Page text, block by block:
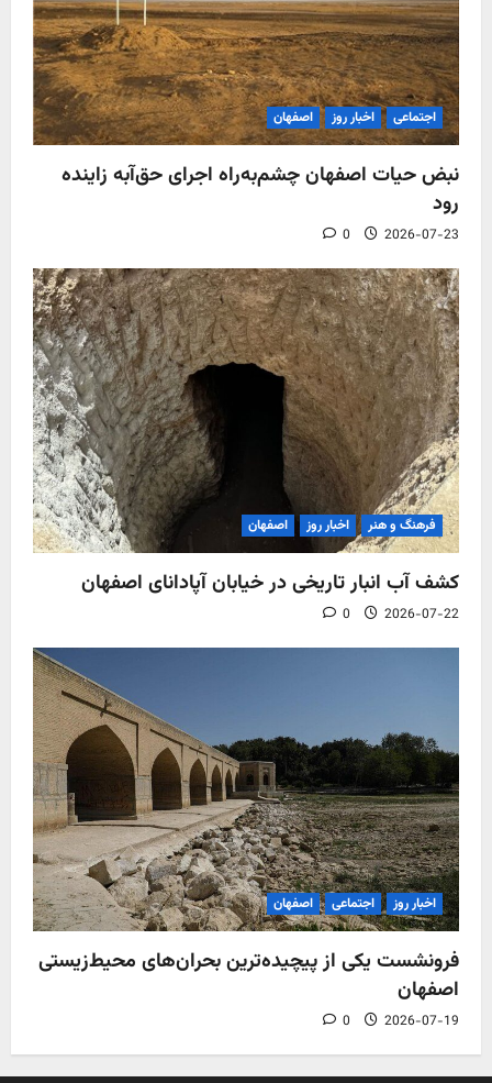
اجتماعی اخبار روز اصفهان
نبض حیات اصفهان چشم‌به‌راه اجرای حق‌آبه زاینده
رود
2026-07-23
0
فرهنگ و هنر اخبار روز اصفهان
کشف آب‌ انبار تاریخی در خیابان آپادانای اصفهان
2026-07-22
0
اخبار روز اجتماعی اصفهان
فرونشست یکی از پیچیده‌ترین بحران‌های محیط‌زیستی
اصفهان
2026-07-19
0